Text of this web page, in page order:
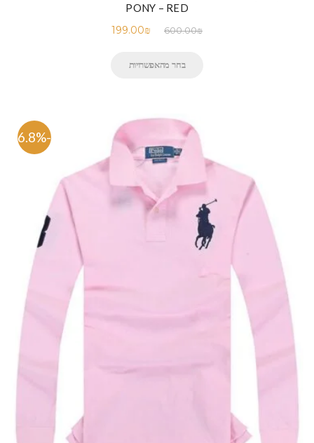
PONY – RED
600.00₪
199.00₪
בחר מהאפשרויות
-66.8%